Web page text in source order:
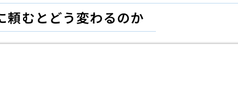
頼むとどう変わるのか